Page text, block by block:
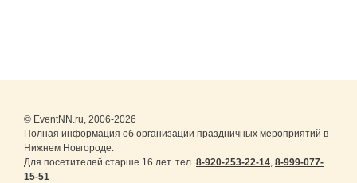
© EventNN.ru, 2006-2026
Полная информация об организации праздничных мероприятий в
Нижнем Новгороде.
Для посетителей старше 16 лет. тел. 8-920-253-22-14, 8-999-077-
15-51